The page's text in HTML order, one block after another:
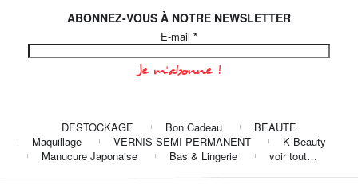
ABONNEZ-VOUS À NOTRE NEWSLETTER
E-mail *
DESTOCKAGE Bon Cadeau
BEAUTE
Maquillage
VERNIS SEMI PERMANENT
K Beauty
Manucure Japonaise
Bas & Lingerie voir tout…